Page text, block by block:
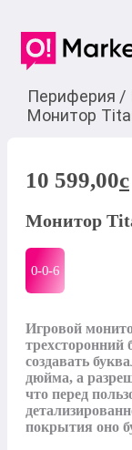
Периферия /
Монитор
10 599,00c
Монитор
0-0-6
Игровой
трехсторонний
создавать
дюйма, а
что перед
покрытия оно